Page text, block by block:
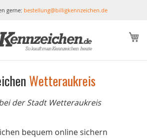
gerne: bestellung@billigkennzeichen.de
Wetteraukreis
der Stadt Wetteraukreis
bequem online sichern